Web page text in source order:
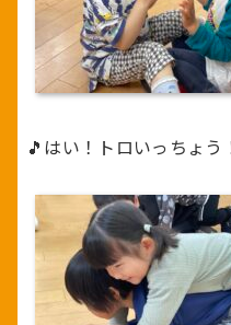
🎵はい！トロいっちょう